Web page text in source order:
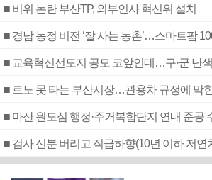
■ 비위 논란 부산TP, 외부인사 혁신위 설치
■ 경남 농정 비전 ‘잘 사는 농촌’…스마트팜
■ 교육혁신선도지 공모 코앞인데…구·군 난색
■ 르노 못 타는 부산시장…관용차 규정에 막
■ 마산 원도심 행정·주거복합단지 연내 준공